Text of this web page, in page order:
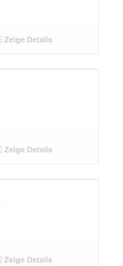
Zeige Details
Zeige Details
Zeige Details